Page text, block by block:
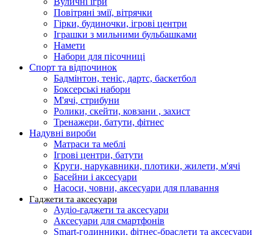
Повітряні змії, вітрячки
Гірки, будиночки, ігрові центри
Іграшки з мильними бульбашками
Намети
Набори для пісочниці
Спорт та відпочинок
Бадмінтон, теніс, дартс, баскетбол
Боксерські набори
М'ячі, стрибуни
Ролики, скейти, ковзани , захист
Тренажери, батути, фітнес
Надувні вироби
Матраси та меблі
Ігрові центри, батути
Круги, нарукавники, плотики, жилети, м'ячі
Басейни і аксесуари
Насоси, човни, аксесуари для плавання
Гаджети та аксесуари
Аудіо-гаджети та аксесуари
Аксесуари для смартфонів
Smart-годинники, фітнес-браслети та аксесуари